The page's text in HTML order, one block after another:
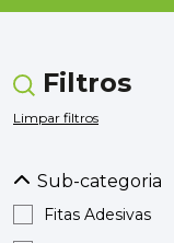
CANALIZAÇÃO
CLIMATIZAÇÃO
DECORAÇÃO E TÊXTIL
ELETRICIDADE
Filtros
Limpar filtros
Sub-categoria
Fitas Adesivas